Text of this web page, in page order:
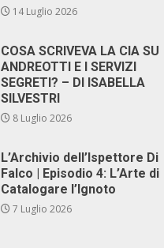
14 Luglio 2026
COSA SCRIVEVA LA CIA SU
ANDREOTTI E I SERVIZI
SEGRETI? – DI ISABELLA
SILVESTRI
8 Luglio 2026
L’Archivio dell’Ispettore Di
Falco | Episodio 4: L’Arte di
Catalogare l’Ignoto
7 Luglio 2026